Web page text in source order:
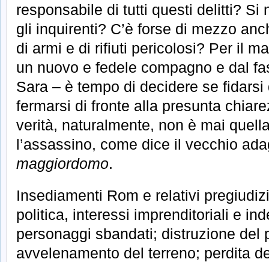
responsabile di tutti questi delitti? Si
gli inquirenti? C’è forse di mezzo
di armi e di rifiuti pericolosi? Per il
un nuovo e fedele compagno e dal
Sara – è tempo di decidere se
fermarsi di fronte alla presunta
verità, naturalmente, non è mai
l’assassino, come dice il vecchio
maggiordomo.
Insediamenti Rom e relativi
politica, interessi imprenditoriali e
personaggi sbandati; distruzione del
avvelenamento del terreno; perdita